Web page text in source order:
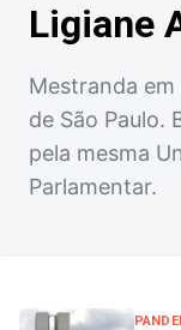
Ligiane
Mestranda
de São Paulo.
pela mesma
Parlamentar.